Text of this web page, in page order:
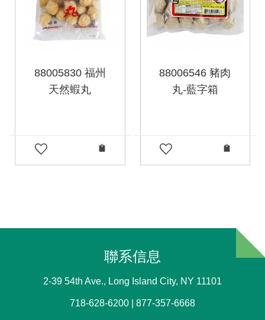
88005830 福州
天然蝦丸
88006546 豬肉
丸-藍字箱
聯系信息
2-39 54th Ave., Long Island City, NY 11101
718-628-6200 | 877-357-6668